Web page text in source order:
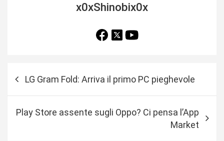
x0xShinobix0x
LG Gram Fold: Arriva il primo PC pieghevole
Play Store assente sugli Oppo? Ci pensa l’App
Market